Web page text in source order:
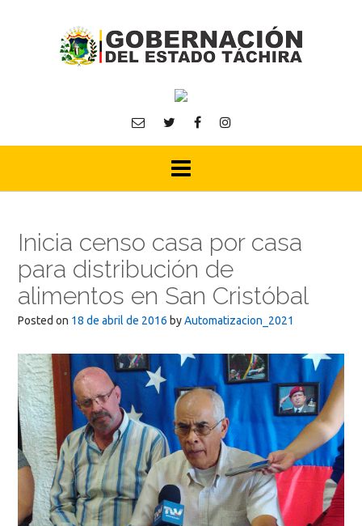
Inicia censo casa por casa
para distribución de
alimentos en San Cristóbal
Posted on 18 de abril de 2016 byAutomatizacion_2021